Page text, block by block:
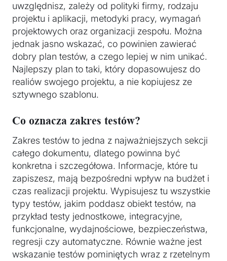
uwzględnisz, zależy od polityki firmy, rodzaju
projektu i aplikacji, metodyki pracy, wymagań
projektowych oraz organizacji zespołu. Można
jednak jasno wskazać, co powinien zawierać
dobry plan testów, a czego lepiej w nim unikać.
Najlepszy plan to taki, który dopasowujesz do
realiów swojego projektu, a nie kopiujesz ze
sztywnego szablonu.
Co oznacza zakres testów?
Zakres testów to jedna z najważniejszych sekcji
całego dokumentu, dlatego powinna być
konkretna i szczegółowa. Informacje, które tu
zapiszesz, mają bezpośredni wpływ na budżet i
czas realizacji projektu. Wypisujesz tu wszystkie
typy testów, jakim poddasz obiekt testów, na
przykład testy jednostkowe, integracyjne,
funkcjonalne, wydajnościowe, bezpieczeństwa,
regresji czy automatyczne. Równie ważne jest
wskazanie testów pominiętych wraz z rzetelnym